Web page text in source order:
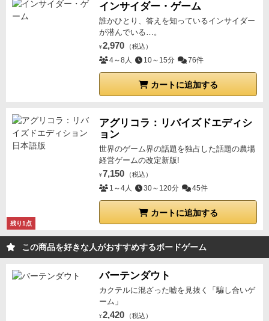
インサイダー・ゲーム
誰かひとり、答えを知っているインサイダー
が潜んでいる…。
¥ 2,970 （税込）
4～8人 10～15分 76件
カートに追加する
残り1点
アグリコラ：リバイズドエディシ
ョン
世界のゲーム界の話題を独占した話題の農場
経営ゲームの改定新版!
¥ 7,150 （税込）
1～4人 30～120分 45件
カートに追加する
この商品を好きな人がおすすめするボードゲーム
バーテンダウト
カクテルに混ざった嘘を見抜く「騙し合いゲ
ーム」
¥ 2,420 （税込）